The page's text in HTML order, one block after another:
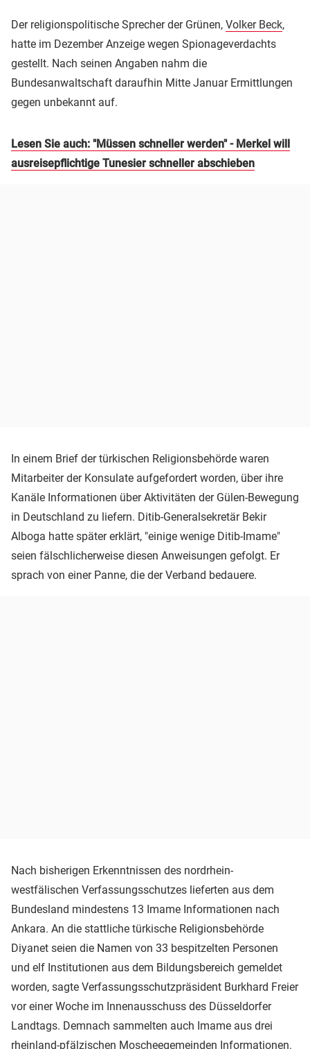
Der religionspolitische Sprecher der Grünen, Volker Beck,
hatte im Dezember Anzeige wegen Spionageverdachts
gestellt. Nach seinen Angaben nahm die
Bundesanwaltschaft daraufhin Mitte Januar Ermittlungen
gegen unbekannt auf.
Lesen Sie auch: "Müssen schneller werden" - Merkel will
ausreisepflichtige Tunesier schneller abschieben
In einem Brief der türkischen Religionsbehörde waren
Mitarbeiter der Konsulate aufgefordert worden, über ihre
Kanäle Informationen über Aktivitäten der Gülen-Bewegung
in Deutschland zu liefern. Ditib-Generalsekretär Bekir
Alboga hatte später erklärt, "einige wenige Ditib-Imame"
seien fälschlicherweise diesen Anweisungen gefolgt. Er
sprach von einer Panne, die der Verband bedauere.
Nach bisherigen Erkenntnissen des nordrhein-
westfälischen Verfassungsschutzes lieferten aus dem
Bundesland mindestens 13 Imame Informationen nach
Ankara. An die stattliche türkische Religionsbehörde
Diyanet seien die Namen von 33 bespitzelten Personen
und elf Institutionen aus dem Bildungsbereich gemeldet
worden, sagte Verfassungsschutzpräsident Burkhard Freier
vor einer Woche im Innenausschuss des Düsseldorfer
Landtags. Demnach sammelten auch Imame aus drei
rheinland-pfälzischen Moscheegemeinden Informationen.